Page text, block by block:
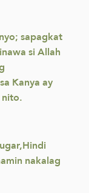
sapagkat
si Allah
Kanya ay
nakalag